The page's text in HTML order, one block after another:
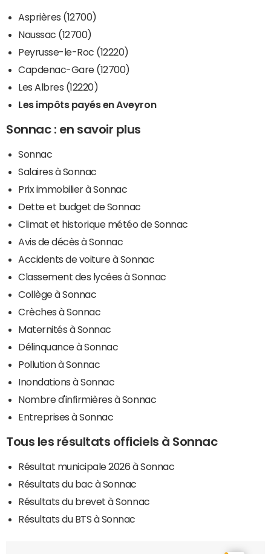
Asprières (12700)
Naussac (12700)
Peyrusse-le-Roc (12220)
Capdenac-Gare (12700)
Les Albres (12220)
Les impôts payés en Aveyron
Sonnac : en savoir plus
Sonnac
Salaires à Sonnac
Prix immobilier à Sonnac
Dette et budget de Sonnac
Climat et historique météo de Sonnac
Avis de décès à Sonnac
Accidents de voiture à Sonnac
Classement des lycées à Sonnac
Collège à Sonnac
Crèches à Sonnac
Maternités à Sonnac
Délinquance à Sonnac
Pollution à Sonnac
Inondations à Sonnac
Nombre d'infirmières à Sonnac
Entreprises à Sonnac
Tous les résultats officiels à Sonnac
Résultat municipale 2026 à Sonnac
Résultats du bac à Sonnac
Résultats du brevet à Sonnac
Résultats du BTS à Sonnac